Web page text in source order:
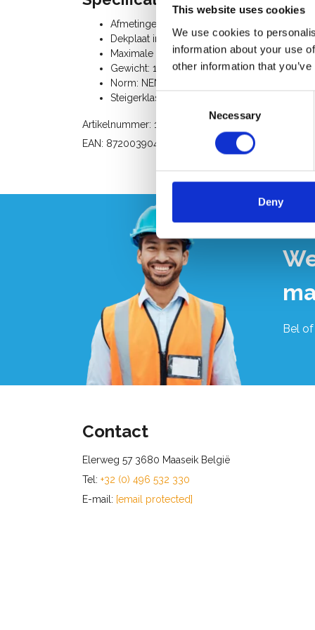
This website uses cookies
We use cookies to
information about your use
other information that
Consent
Necessary
Deny
Afmetingen: lengte 140 cm x breedte 60 cm
Dekplaat in
watervaste betonplexmet
Maximale belasting: 250 Kg
Gewicht: 12 Kg
Norm: NEN-EN 1004, EN 1298, TÜV-GS
Steigerklasse II (150 Kg/m²)
Artikelnummer: 100441
EAN: 8720039045033
Bel
Contact
Elerweg 57 3680 Maaseik België
Tel: +32 (0) 496 532 330
E-mail: [email protected]